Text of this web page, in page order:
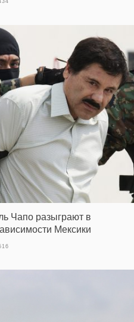
Чапо разыграют в
Мексики